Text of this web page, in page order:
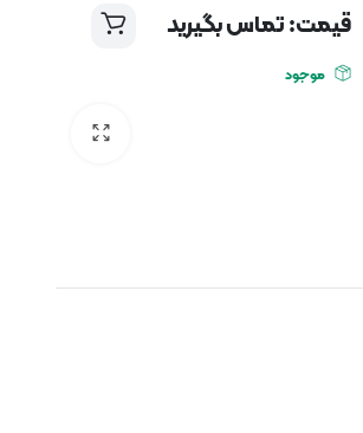
قیمت: تماس بگیرید
موجود